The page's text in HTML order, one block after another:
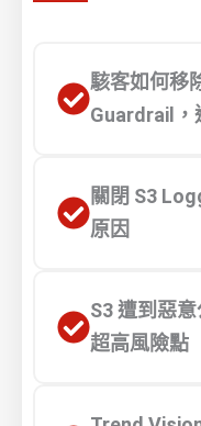
駭客如何移
Guardrail，
關閉 S3
原因
S3 遭到惡
超高風險點